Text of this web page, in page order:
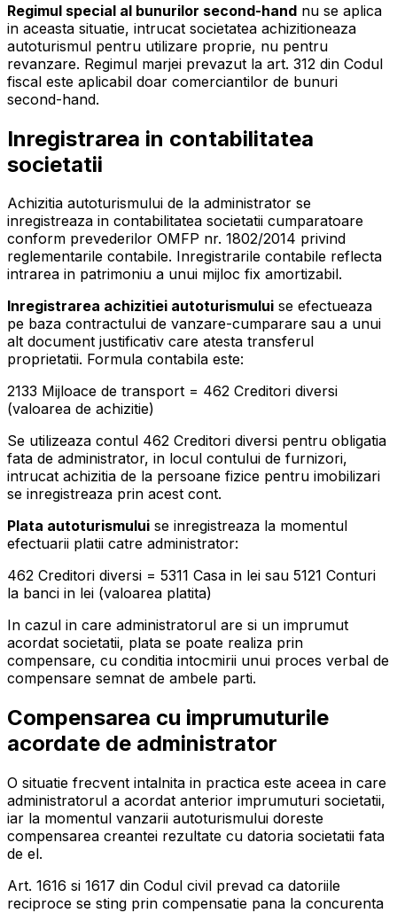
Regimul special al bunurilor second-hand nu se aplica
in aceasta situatie, intrucat societatea achizitioneaza
autoturismul pentru utilizare proprie, nu pentru
revanzare. Regimul marjei prevazut la art. 312 din Codul
fiscal este aplicabil doar comerciantilor de bunuri
second-hand.
Inregistrarea in contabilitatea
societatii
Achizitia autoturismului de la administrator se
inregistreaza in contabilitatea societatii cumparatoare
conform prevederilor OMFP nr. 1802/2014 privind
reglementarile contabile. Inregistrarile contabile reflecta
intrarea in patrimoniu a unui mijloc fix amortizabil.
Inregistrarea achizitiei autoturismului se efectueaza
pe baza contractului de vanzare-cumparare sau a unui
alt document justificativ care atesta transferul
proprietatii. Formula contabila este:
2133 Mijloace de transport = 462 Creditori diversi
(valoarea de achizitie)
Se utilizeaza contul 462 Creditori diversi pentru obligatia
fata de administrator, in locul contului de furnizori,
intrucat achizitia de la persoane fizice pentru imobilizari
se inregistreaza prin acest cont.
Plata autoturismului se inregistreaza la momentul
efectuarii platii catre administrator:
462 Creditori diversi = 5311 Casa in lei sau 5121 Conturi
la banci in lei (valoarea platita)
In cazul in care administratorul are si un imprumut
acordat societatii, plata se poate realiza prin
compensare, cu conditia intocmirii unui proces verbal de
compensare semnat de ambele parti.
Compensarea cu imprumuturile
acordate de administrator
O situatie frecvent intalnita in practica este aceea in care
administratorul a acordat anterior imprumuturi societatii,
iar la momentul vanzarii autoturismului doreste
compensarea creantei rezultate cu datoria societatii fata
de el.
Art. 1616 si 1617 din Codul civil prevad ca datoriile
reciproce se sting prin compensatie pana la concurenta